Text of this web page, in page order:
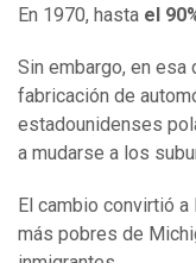
En 1970, hasta el
Sin embargo, en
fabricación de
estadounidenses
a mudarse a los
El cambio convirtió
más pobres de